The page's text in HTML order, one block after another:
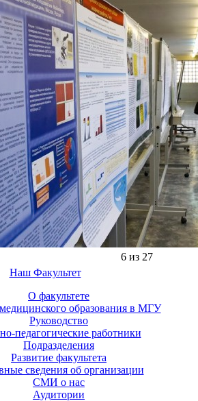
6 из 27
Наш Факультет
О факультете
образования в МГУ
Руководство
педагогические работники
Подразделения
Развитие факультета
сведения об организации
СМИ о нас
Аудитории